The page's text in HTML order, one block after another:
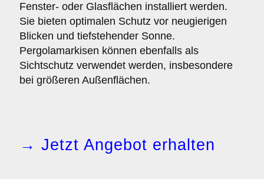
Fenster- oder Glasflächen installiert werden.
Sie bieten optimalen Schutz vor neugierigen
Blicken und tiefstehender Sonne.
Pergolamarkisen können ebenfalls als
Sichtschutz verwendet werden, insbesondere
bei größeren Außenflächen.
→ Jetzt Angebot erhalten